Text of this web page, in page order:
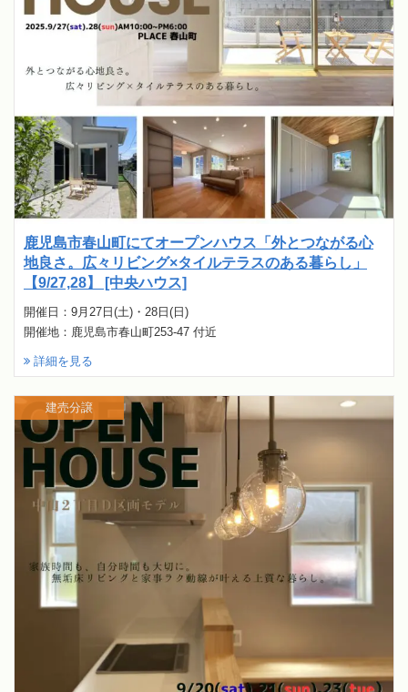
鹿児島市春山町にてオープンハウス「外とつながる心
地良さ。広々リビング×タイルテラスのある暮らし」
【9/27,28】 [中央ハウス]
開催日：9月27日(土)・28日(日)
開催地：鹿児島市春山町253-47 付近
詳細を見る
建売分譲